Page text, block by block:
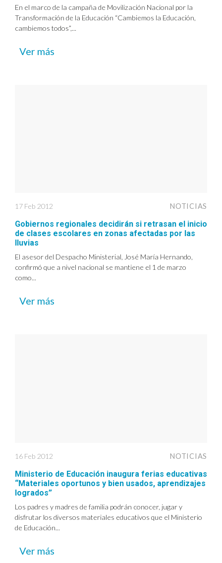
En el marco de la campaña de Movilización Nacional por la
Transformación de la Educación “Cambiemos la Educación,
cambiemos todos”,...
Ver más
17 Feb 2012 NOTICIAS
Gobiernos regionales decidirán si retrasan el inicio
de clases escolares en zonas afectadas por las
lluvias
El asesor del Despacho Ministerial, José María Hernando,
confirmó que a nivel nacional se mantiene el 1 de marzo
como...
Ver más
16 Feb 2012 NOTICIAS
Ministerio de Educación inaugura ferias educativas
“Materiales oportunos y bien usados, aprendizajes
logrados”
Los padres y madres de familia podrán conocer, jugar y
disfrutar los diversos materiales educativos que el Ministerio
de Educación...
Ver más